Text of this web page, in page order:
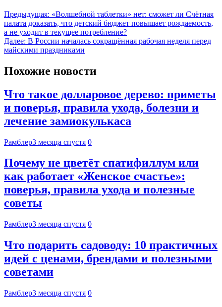
Предыдущая: «Волшебной таблетки» нет: сможет ли Счётная
палата доказать, что детский бюджет повышает рождаемость,
а не уходит в текущее потребление?
Далее: В России началась сокращённая рабочая неделя перед
майскими праздниками
Похожие новости
Что такое долларовое дерево: приметы
и поверья, правила ухода, болезни и
лечение замиокулькаса
Рамблер3 месяца спустя 0
Почему не цветёт спатифиллум или
как работает «Женское счастье»:
поверья, правила ухода и полезные
советы
Рамблер3 месяца спустя 0
Что подарить садоводу: 10 практичных
идей с ценами, брендами и полезными
советами
Рамблер3 месяца спустя 0